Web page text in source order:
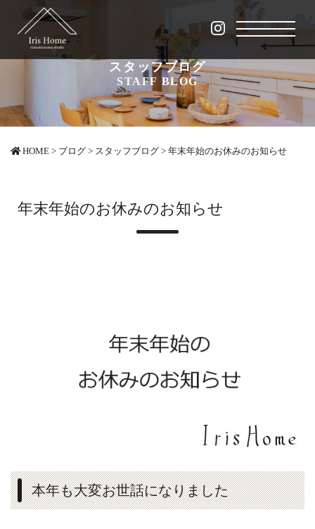
スタッフブログ
STAFF BLOG
HOME > ブログ > スタッフブログ > 年末年始のお休みのお知らせ
年末年始のお休みのお知らせ
本年も大変お世話になりました